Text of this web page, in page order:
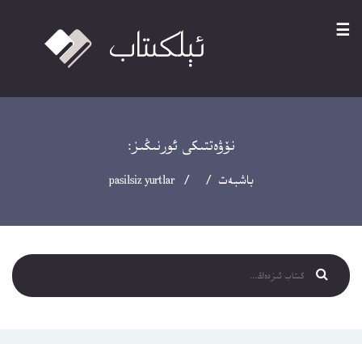
☰
نۆۋەتتىكى ئورنىڭىز:
باشبەت / / pasilsiz yurtlar